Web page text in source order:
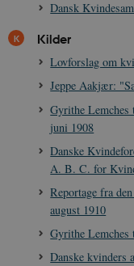
Dansk
Kilder
Lovforslag om
Jeppe Aakjær:
Gyrithe Lemches
juni 1908
Danske
A. B. C. for
Reportage fra
august 1910
Gyrithe Lemches
Danske kvinders
sp_t
sp_landing
JSESSIONID